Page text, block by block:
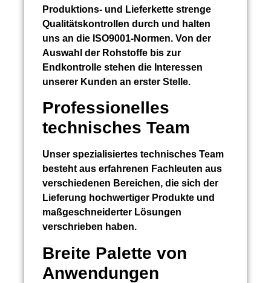
Produktions- und Lieferkette strenge
Qualitätskontrollen durch und halten
uns an die ISO9001-Normen. Von der
Auswahl der Rohstoffe bis zur
Endkontrolle stehen die Interessen
unserer Kunden an erster Stelle.
Professionelles
technisches Team
Unser spezialisiertes technisches Team
besteht aus erfahrenen Fachleuten aus
verschiedenen Bereichen, die sich der
Lieferung hochwertiger Produkte und
maßgeschneiderter Lösungen
verschrieben haben.
Breite Palette von
Anwendungen